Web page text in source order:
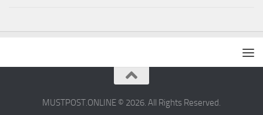
MUSTPOST.ONLINE © 2026. All Rights Reserved.